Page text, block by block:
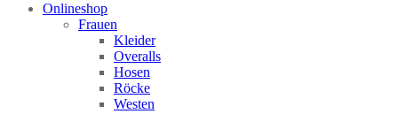
Onlineshop
Frauen
Kleider
Overalls
Hosen
Röcke
Westen